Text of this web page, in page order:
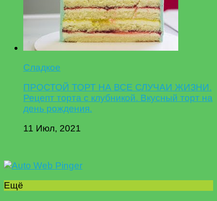
Сладкое
ПРОСТОЙ ТОРТ НА ВСЕ СЛУЧАИ ЖИЗНИ.
Рецепт торта с клубникой. Вкусный торт на
день рождения.
11 Июл, 2021
Ещё